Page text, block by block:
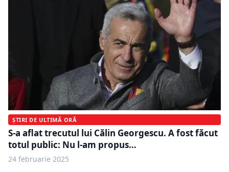
ȘTIRI DE ULTIMĂ ORĂ
S-a aflat trecutul lui Călin Georgescu. A fost făcut
totul public: Nu l-am propus…
24 februarie 2025